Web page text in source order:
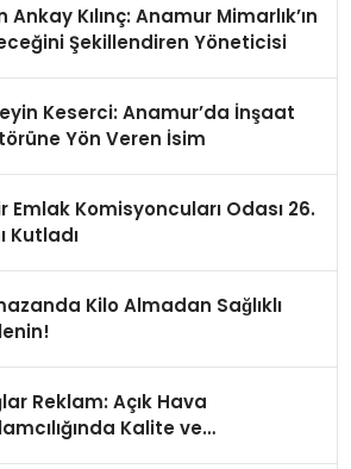
Ankay Kılınç: Anamur Mimarlık’ın
Şekillendiren Yöneticisi
Keserci: Anamur’da İnşaat
Yön Veren İsim
Emlak Komisyoncuları Odası 26.
Kutladı
Kilo Almadan Sağlıklı
Reklam: Açık Hava
Kalite ve